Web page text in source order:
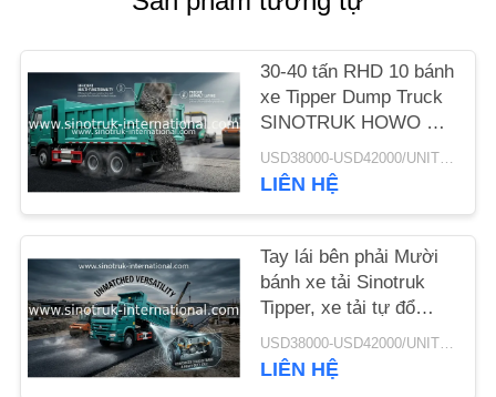
YÊU
CẦU
ĐẶT
GIÁ
SƠ
ĐỒ
TRANG
WEB
30-40 tấn RHD 10 bánh
xe Tipper Dump Truck
SINOTRUK HOWO A7
cho xây dựng
USD38000-USD42000/UNIT)negotiation MOQ:1 đơn vị
LIÊN HỆ
Tay lái bên phải Mười
bánh xe tải Sinotruk
Tipper, xe tải tự đổ
hạng nặng
USD38000-USD42000/UNIT)negotiation MOQ:1 đơn vị
LIÊN HỆ